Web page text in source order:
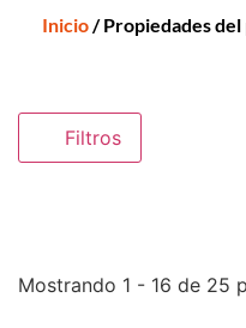
Inicio/ Propiedades
Filtros
Mostrando 1 - 16 de 25